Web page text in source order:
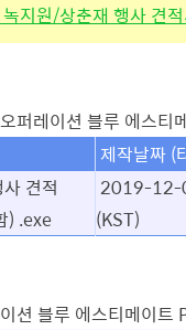
지원/상춘재 행사 견
오퍼레이션 블루 에스
제작날짜 (
견적
) .exe
2019-12-
(KST)
이션 블루 에스티메이